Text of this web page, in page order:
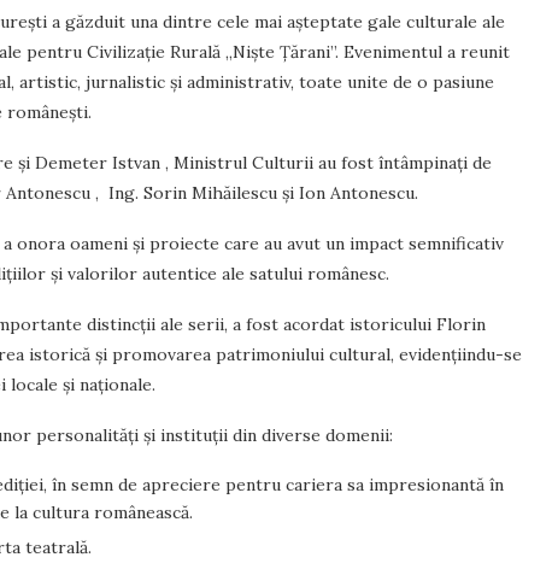
a găzduit una dintre cele mai așteptate gale culturale ale
pentru Civilizație Rurală „Niște Țărani”. Evenimentul a reunit
artistic, jurnalistic și administrativ, toate unite de o pasiune
românești.
și Demeter Istvan , Ministrul Culturii au fost întâmpinați de
, Ing. Sorin Mihăilescu și Ion Antonescu.
onora oameni și proiecte care au avut un impact semnificativ
și valorilor autentice ale satului românesc.
distincții ale serii, a fost acordat istoricului Florin
istorică și promovarea patrimoniului cultural, evidențiindu-se
și naționale.
personalități și instituții din diverse domenii:
în semn de apreciere pentru cariera sa impresionantă în
la cultura românească.
teatrală.